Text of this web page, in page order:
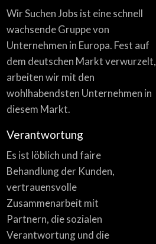
Wir Suchen Jobs ist eine schnell
wachsende Gruppe von
Unternehmen in Europa. Fest auf
dem deutschen Markt verwurzelt,
arbeiten wir mit den
wohlhabendsten Unternehmen in
diesem Markt.
Verantwortung
Es ist löblich und faire
Behandlung der Kunden,
vertrauensvolle
Zusammenarbeit mit
Partnern, die sozialen
Verantwortung und die